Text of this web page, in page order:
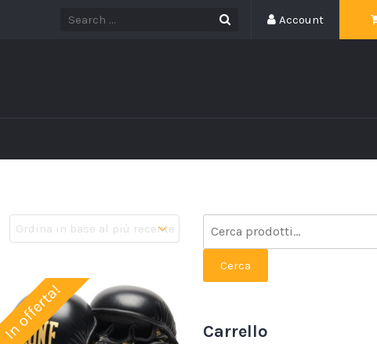
Account
In offerta!
Cerca
Carrello